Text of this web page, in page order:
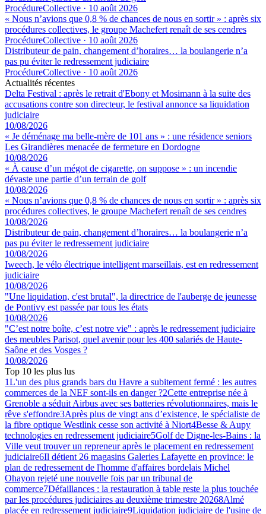
ProcédureCollective · 10 août 2026
« Nous n’avions que 0,8 % de chances de nous en sortir » : après six
procédures collectives, le groupe Machefert renaît de ses cendres
ProcédureCollective · 10 août 2026
Distributeur de pain, changement d’horaires… la boulangerie n’a
pas pu éviter le redressement judiciaire
ProcédureCollective · 10 août 2026
Actualités récentes
Delta Festival : après le retrait d'Ebony et Mosimann à la suite des
accusations contre son directeur, le festival annonce sa liquidation
judiciaire
10/08/2026
« Je déménage ma belle-mère de 101 ans » : une résidence seniors
Les Girandières menacée de fermeture en Dordogne
10/08/2026
« À cause d’un mégot de cigarette, on suppose » : un incendie
dévaste une partie d’un terrain de golf
10/08/2026
« Nous n’avions que 0,8 % de chances de nous en sortir » : après six
procédures collectives, le groupe Machefert renaît de ses cendres
10/08/2026
Distributeur de pain, changement d’horaires… la boulangerie n’a
pas pu éviter le redressement judiciaire
10/08/2026
Iweech, le vélo électrique intelligent marseillais, est en redressement
judiciaire
10/08/2026
"Une liquidation, c'est brutal", la directrice de l'auberge de jeunesse
de Pontivy est passée par tous les états
10/08/2026
"C’est notre boîte, c’est notre vie" : après le redressement judiciaire
des meubles Parisot, quel avenir pour les 400 salariés de Haute-
Saône et des Vosges ?
10/08/2026
Top 10 les plus lus
1L'un des plus grands bars du Havre a subitement fermé : les autres
commerces de la NEF sont-ils en danger ?2Cette entreprise née à
Grenoble a séduit Airbus avec ses batteries révolutionnaires, mais le
rêve s'effondre3Après plus de vingt ans d’existence, le spécialiste de
la fibre optique Westlink cesse son activité à Niort4Besse & Aupy
technologies en redressement judiciaire5Golf de Digne-les-Bains : la
Ville veut trouver un repreneur après le placement en redressement
judiciaire6Il détient 26 magasins Galeries Lafayette en province: le
plan de redressement de l'homme d'affaires bordelais Michel
Ohayon rejeté une nouvelle fois par un tribunal de
commerce7Défaillances : la restauration à table reste la plus touchée
par les procédures judiciaires au deuxième trimestre 20268Almé
placée en redressement judiciaire9Liquidation judiciaire de l'usine de